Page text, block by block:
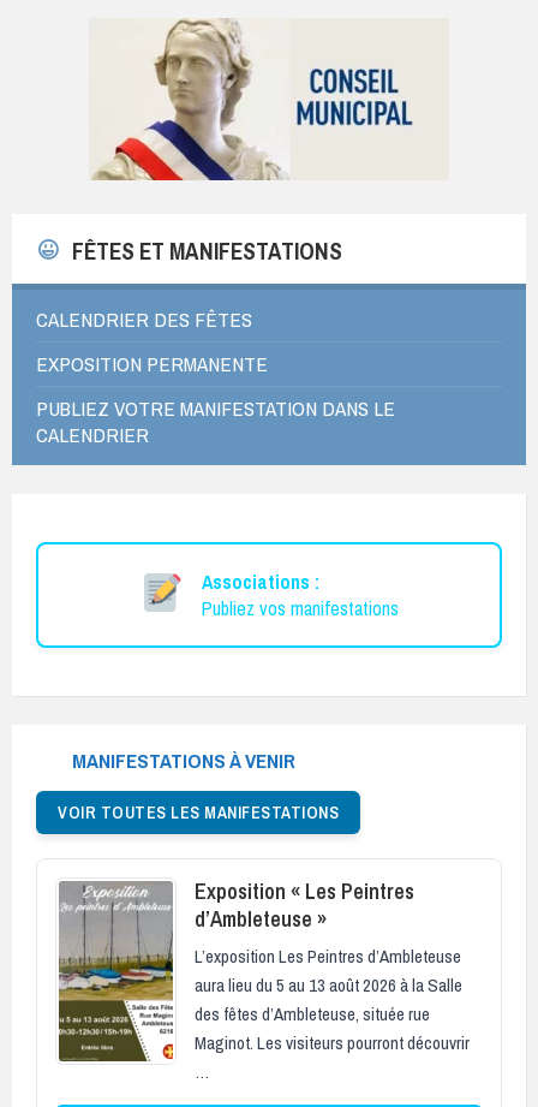
FÊTES ET MANIFESTATIONS
CALENDRIER DES FÊTES
EXPOSITION PERMANENTE
PUBLIEZ VOTRE MANIFESTATION DANS LE
CALENDRIER
Associations :
Publiez vos manifestations
MANIFESTATIONS À VENIR
VOIR TOUTES LES MANIFESTATIONS
Exposition « Les Peintres
d’Ambleteuse »
L’exposition Les Peintres d’Ambleteuse
aura lieu du 5 au 13 août 2026 à la Salle
des fêtes d’Ambleteuse, située rue
Maginot. Les visiteurs pourront découvrir
…